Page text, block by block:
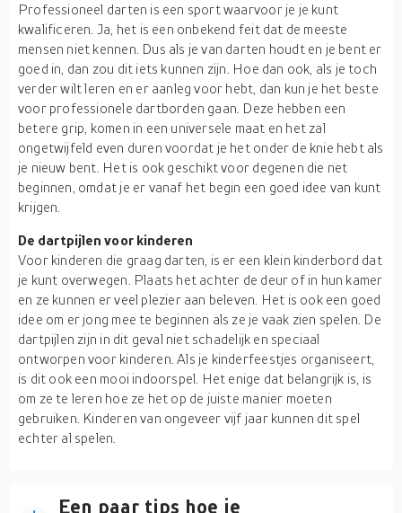
Professioneel darten is een sport waarvoor je je kunt
kwalificeren. Ja, het is een onbekend feit dat de meeste
mensen niet kennen. Dus als je van darten houdt en je bent er
goed in, dan zou dit iets kunnen zijn. Hoe dan ook, als je toch
verder wilt leren en er aanleg voor hebt, dan kun je het beste
voor professionele dartborden gaan. Deze hebben een
betere grip, komen in een universele maat en het zal
ongetwijfeld even duren voordat je het onder de knie hebt als
je nieuw bent. Het is ook geschikt voor degenen die net
beginnen, omdat je er vanaf het begin een goed idee van kunt
krijgen.
De dartpijlen voor kinderen
Voor kinderen die graag darten, is er een klein kinderbord dat
je kunt overwegen. Plaats het achter de deur of in hun kamer
en ze kunnen er veel plezier aan beleven. Het is ook een goed
idee om er jong mee te beginnen als ze je vaak zien spelen. De
dartpijlen zijn in dit geval niet schadelijk en speciaal
ontworpen voor kinderen. Als je kinderfeestjes organiseert,
is dit ook een mooi indoorspel. Het enige dat belangrijk is, is
om ze te leren hoe ze het op de juiste manier moeten
gebruiken. Kinderen van ongeveer vijf jaar kunnen dit spel
echter al spelen.
Een paar tips hoe je